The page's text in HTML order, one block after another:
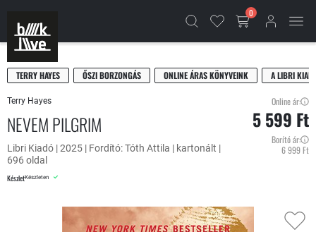
0
TERRY HAYES ŐSZI BORZONGÁS ONLINE ÁRAS KÖNYVEINK A LIBRI
Terry Hayes
NEVEM PILGRIM
Libri Kiadó | 2025 | Fordító: Tóth Attila | kartonált |
696 oldal
KészletKészleten
Online ár:
5 599 Ft
Borító ár:
6 999 Ft